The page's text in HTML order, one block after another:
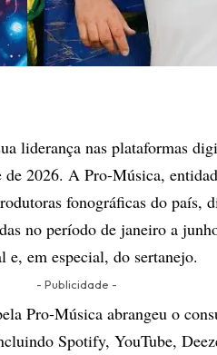
liderança nas plataformas
2026. A Pro-Música,
fonográficas do país,
no período de janeiro a
e, em especial, do sertanejo.
- Publicidade -
Pro-Música abrangeu o
Spotify, YouTube,